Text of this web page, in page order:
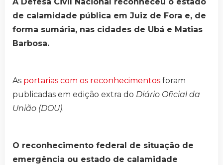
de calamidade pública em Juiz de Fora e, de
forma sumária, nas cidades de Ubá e Matias
Barbosa.
As portarias com os reconhecimentos foram
publicadas em edição extra do Diário Oficial da
União (DOU).
O reconhecimento federal de situação de
emergência ou estado de calamidade